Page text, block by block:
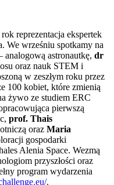
reprezentacja ekspertek
We wrześniu spotkamy na
analogową astronautkę, dr
oraz nauk STEM i
w zeszłym roku przez
100 kobiet, które zmienią
żywo ze studiem ERC
pierwszą
prof. Thais
oraz Maria
gospodarki
Alenia Space. Wezmą
przyszłości oraz
program wydarzenia
.